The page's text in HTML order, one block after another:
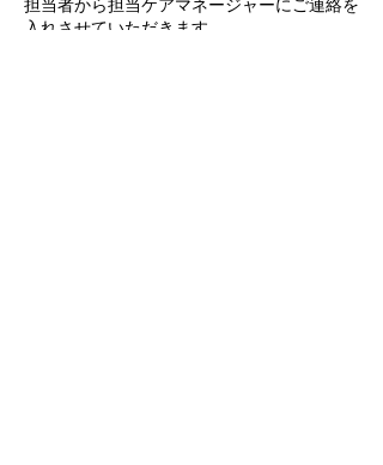
担当者から担当ケアマネージャーにご連絡を
入れさせていただきます。